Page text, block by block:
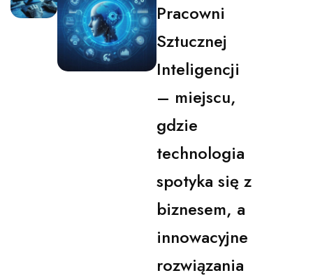
Pracowni
Sztucznej
Inteligencji
– miejscu,
gdzie
technologia
spotyka się z
biznesem, a
innowacyjne
rozwiązania